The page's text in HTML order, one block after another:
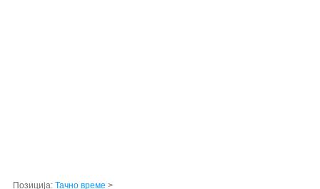
Позиција: Тачно време >